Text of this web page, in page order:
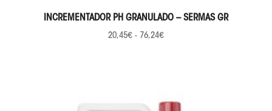
SELECCIONAR OPCIONES
INCREMENTADOR PH GRANULADO – SERMAS GR
20,45€ - 76,24€